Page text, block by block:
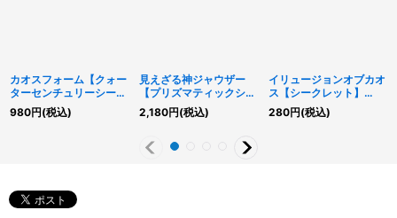
カオスフォーム【クォー
ターセンチュリーシーク
レット】{QCCP-
JP196}《魔法》
980円(税込)
見えざる神ジャウザー
【プリズマティックシー
クレット】{DBPR-
JP006}《融合》
2,180円(税込)
イリュージョンオブカオ
ス【シークレット】
{TTP1-JP011}《儀式》
280円(税込)